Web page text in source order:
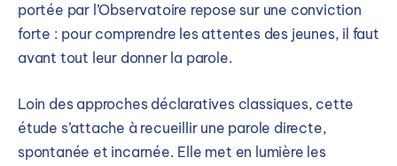
portée par l’Observatoire repose sur une conviction
forte : pour comprendre les attentes des jeunes, il faut
avant tout leur donner la parole.
Loin des approches déclaratives classiques, cette
étude s’attache à recueillir une parole directe,
spontanée et incarnée. Elle met en lumière les